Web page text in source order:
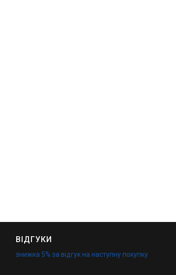
ВІДГУКИ
знижка 5% за відгук на наступну покупку